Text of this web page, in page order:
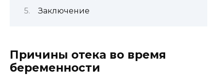
Заключение
Причины отека во время
беременности